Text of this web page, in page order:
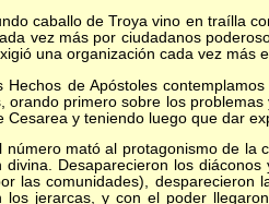
caballo de Troya vino en traílla
vez más por ciudadanos
una organización cada vez más
de Apóstoles contemplamos
orando primero sobre los
Cesarea y teniendo luego que dar
mató al protagonismo de la
divina. Desaparecieron los
las comunidades), desparecieron
los jerarcas, y con el poder